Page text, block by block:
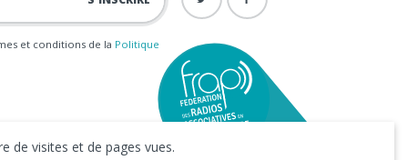
et conditions de la Politique
de visites et de pages vues.